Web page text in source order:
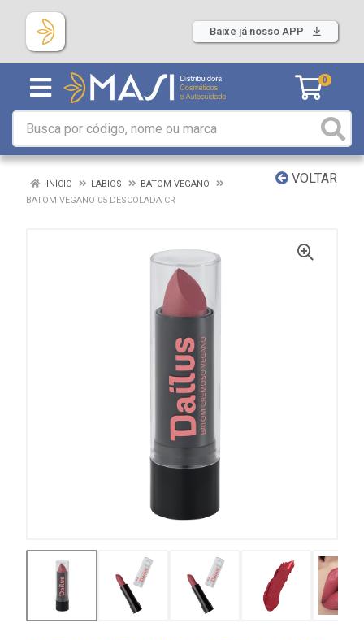
Baixe já nosso APP
0
VOLTAR
INÍCIO LABIOS
BATOM VEGANO
BATOM VEGANO 05 DESCOLADA CR